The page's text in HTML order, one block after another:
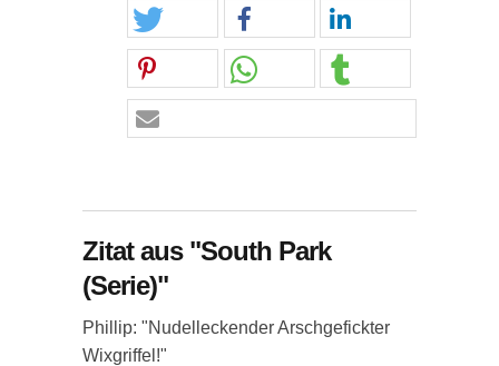
Zitat aus "South Park
(Serie)"
Phillip: "Nudelleckender Arschgefickter
Wixgriffel!"